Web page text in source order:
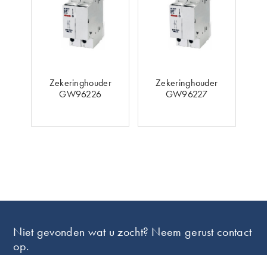
Zekeringhouder
GW96226
Zekeringhouder
GW96227
Niet gevonden wat u zocht? Neem gerust contact
op.